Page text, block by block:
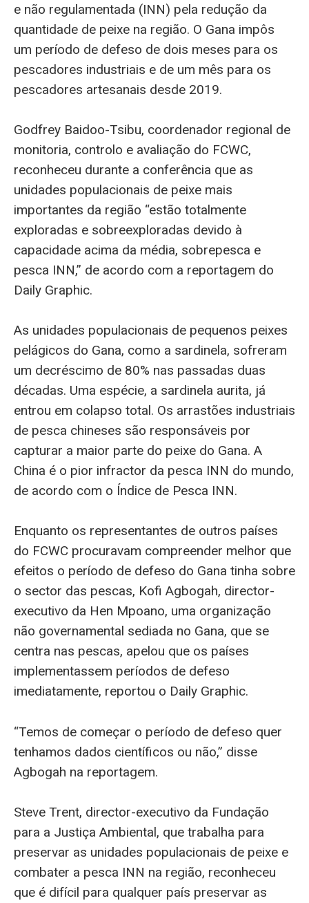
e não regulamentada (INN) pela redução da
quantidade de peixe na região. O Gana impôs
um período de defeso de dois meses para os
pescadores industriais e de um mês para os
pescadores artesanais desde 2019.
Godfrey Baidoo-Tsibu, coordenador regional de
monitoria, controlo e avaliação do FCWC,
reconheceu durante a conferência que as
unidades populacionais de peixe mais
importantes da região “estão totalmente
exploradas e sobreexploradas devido à
capacidade acima da média, sobrepesca e
pesca INN,” de acordo com a reportagem do
Daily Graphic.
As unidades populacionais de pequenos peixes
pelágicos do Gana, como a sardinela, sofreram
um decréscimo de 80% nas passadas duas
décadas. Uma espécie, a sardinela aurita, já
entrou em colapso total. Os arrastões industriais
de pesca chineses são responsáveis por
capturar a maior parte do peixe do Gana. A
China é o pior infractor da pesca INN do mundo,
de acordo com o Índice de Pesca INN.
Enquanto os representantes de outros países
do FCWC procuravam compreender melhor que
efeitos o período de defeso do Gana tinha sobre
o sector das pescas, Kofi Agbogah, director-
executivo da Hen Mpoano, uma organização
não governamental sediada no Gana, que se
centra nas pescas, apelou que os países
implementassem períodos de defeso
imediatamente, reportou o Daily Graphic.
“Temos de começar o período de defeso quer
tenhamos dados científicos ou não,” disse
Agbogah na reportagem.
Steve Trent, director-executivo da Fundação
para a Justiça Ambiental, que trabalha para
preservar as unidades populacionais de peixe e
combater a pesca INN na região, reconheceu
que é difícil para qualquer país preservar as